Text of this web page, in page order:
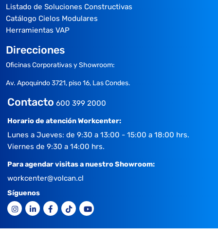
Listado de Soluciones Constructivas
Catálogo Cielos Modulares
Herramientas VAP
Direcciones
Oficinas Corporativas y Showroom:
Av. Apoquindo 3721, piso 16, Las Condes.
Contacto 600 399 2000
Horario de atención Workcenter:
Lunes a Jueves: de 9:30 a 13:00 - 15:00 a 18:00 hrs.
Viernes de 9:30 a 14:00 hrs.
Para agendar visitas a nuestro Showroom:
workcenter@volcan.cl
Síguenos